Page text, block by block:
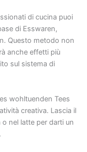
di cucina puoi
di Esswaren,
Questo metodo non
anche effetti più
sul sistema di
wohltuenden Tees
creativa. Lascia il
o nel latte per darti un